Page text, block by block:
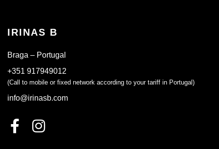
IRINAS B
Braga – Portugal
+351 917949012
(Call to mobile or fixed network according to your tariff in Portugal)
info@irinasb.com